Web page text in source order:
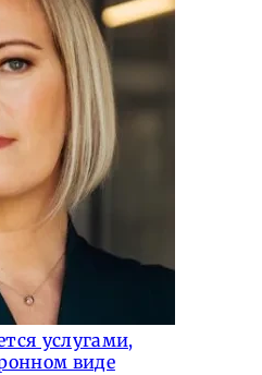
услугами,
виде